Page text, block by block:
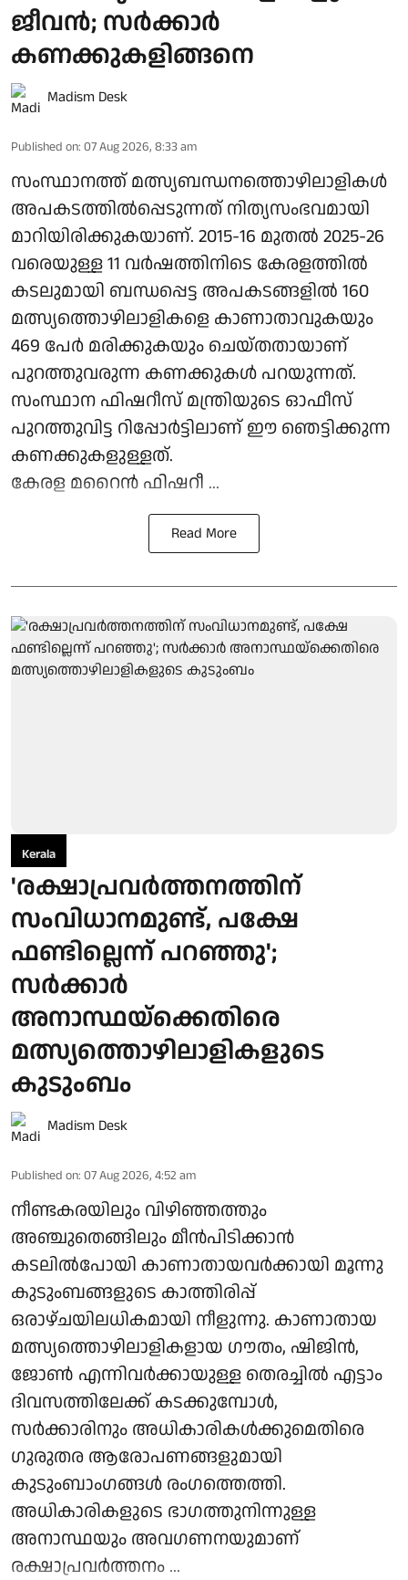
ജീവന്‍; സര്‍ക്കാര്‍
കണക്കുകളിങ്ങനെ
Madism Desk
Published on: 07 Aug 2026, 8:33 am
സംസ്ഥാനത്ത് മത്സ്യബന്ധനത്തൊഴിലാളികൾ
അപകടത്തിൽപ്പെടുന്നത് നിത്യസംഭവമായി
മാറിയിരിക്കുകയാണ്. 2015-16 മുതൽ 2025-26
വരെയുള്ള 11 വർഷത്തിനിടെ കേരളത്തിൽ
കടലുമായി ബന്ധപ്പെട്ട അപകടങ്ങളിൽ 160
മത്സ്യത്തൊഴിലാളികളെ കാണാതാവുകയും
469 പേർ മരിക്കുകയും ചെയ്തതായാണ്
പുറത്തുവരുന്ന കണക്കുകൾ പറയുന്നത്.
സംസ്ഥാന ഫിഷറീസ് മന്ത്രിയുടെ ഓഫീസ്
പുറത്തുവിട്ട റിപ്പോർട്ടിലാണ് ഈ ഞെട്ടിക്കുന്ന
കണക്കുകളുള്ളത്.
കേരള മറൈൻ ഫിഷറീ ...
Read More
Kerala
'രക്ഷാപ്രവർത്തനത്തിന്
സംവിധാനമുണ്ട്, പക്ഷേ
ഫണ്ടില്ലെന്ന് പറഞ്ഞു';
സർക്കാർ
അനാസ്ഥയ്ക്കെതിരെ
മത്സ്യത്തൊഴിലാളികളുടെ
കുടുംബം
Madism Desk
Published on: 07 Aug 2026, 4:52 am
നീണ്ടകരയിലും വിഴിഞ്ഞത്തും
അഞ്ചുതെങ്ങിലും മീൻപിടിക്കാൻ
കടലിൽപോയി കാണാതായവർക്കായി മൂന്നു
കുടുംബങ്ങളുടെ കാത്തിരിപ്പ്
ഒരാഴ്ചയിലധികമായി നീളുന്നു. കാണാതായ
മത്സ്യത്തൊഴിലാളികളായ ഗൗതം, ഷിജിൻ,
ജോൺ എന്നിവർക്കായുള്ള തെരച്ചിൽ എട്ടാം
ദിവസത്തിലേക്ക് കടക്കുമ്പോൾ,
സർക്കാരിനും അധികാരികൾക്കുമെതിരെ
ഗുരുതര ആരോപണങ്ങളുമായി
കുടുംബാംഗങ്ങൾ രംഗത്തെത്തി.
അധികാരികളുടെ ഭാഗത്തുനിന്നുള്ള
അനാസ്ഥയും അവഗണനയുമാണ്
രക്ഷാപ്രവർത്തനം ...